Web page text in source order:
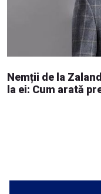
Nemții de la
la ei: Cum arată